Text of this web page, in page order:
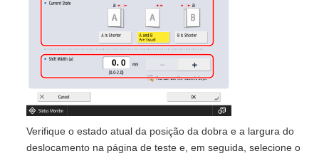
Verifique o estado atual da posição da dobra e a largura do
deslocamento na página de teste e, em seguida, selecione o